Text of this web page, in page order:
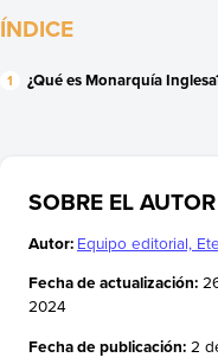
ÍNDICE
¿Qué es Monarquía
SOBRE EL AUTOR
Autor: Equipo editorial,
Fecha de actualización:
2024
Fecha de publicación: 2